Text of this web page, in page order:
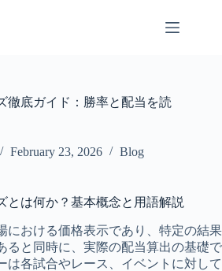
徹底ガイド：勝率と配当を読
February 23, 2026 Blog
とは何か？基本概念と用語解説
における価格表示であり、特定の結果
ると同時に、実際の配当算出の基礎で
は各試合やレース、イベントに対して